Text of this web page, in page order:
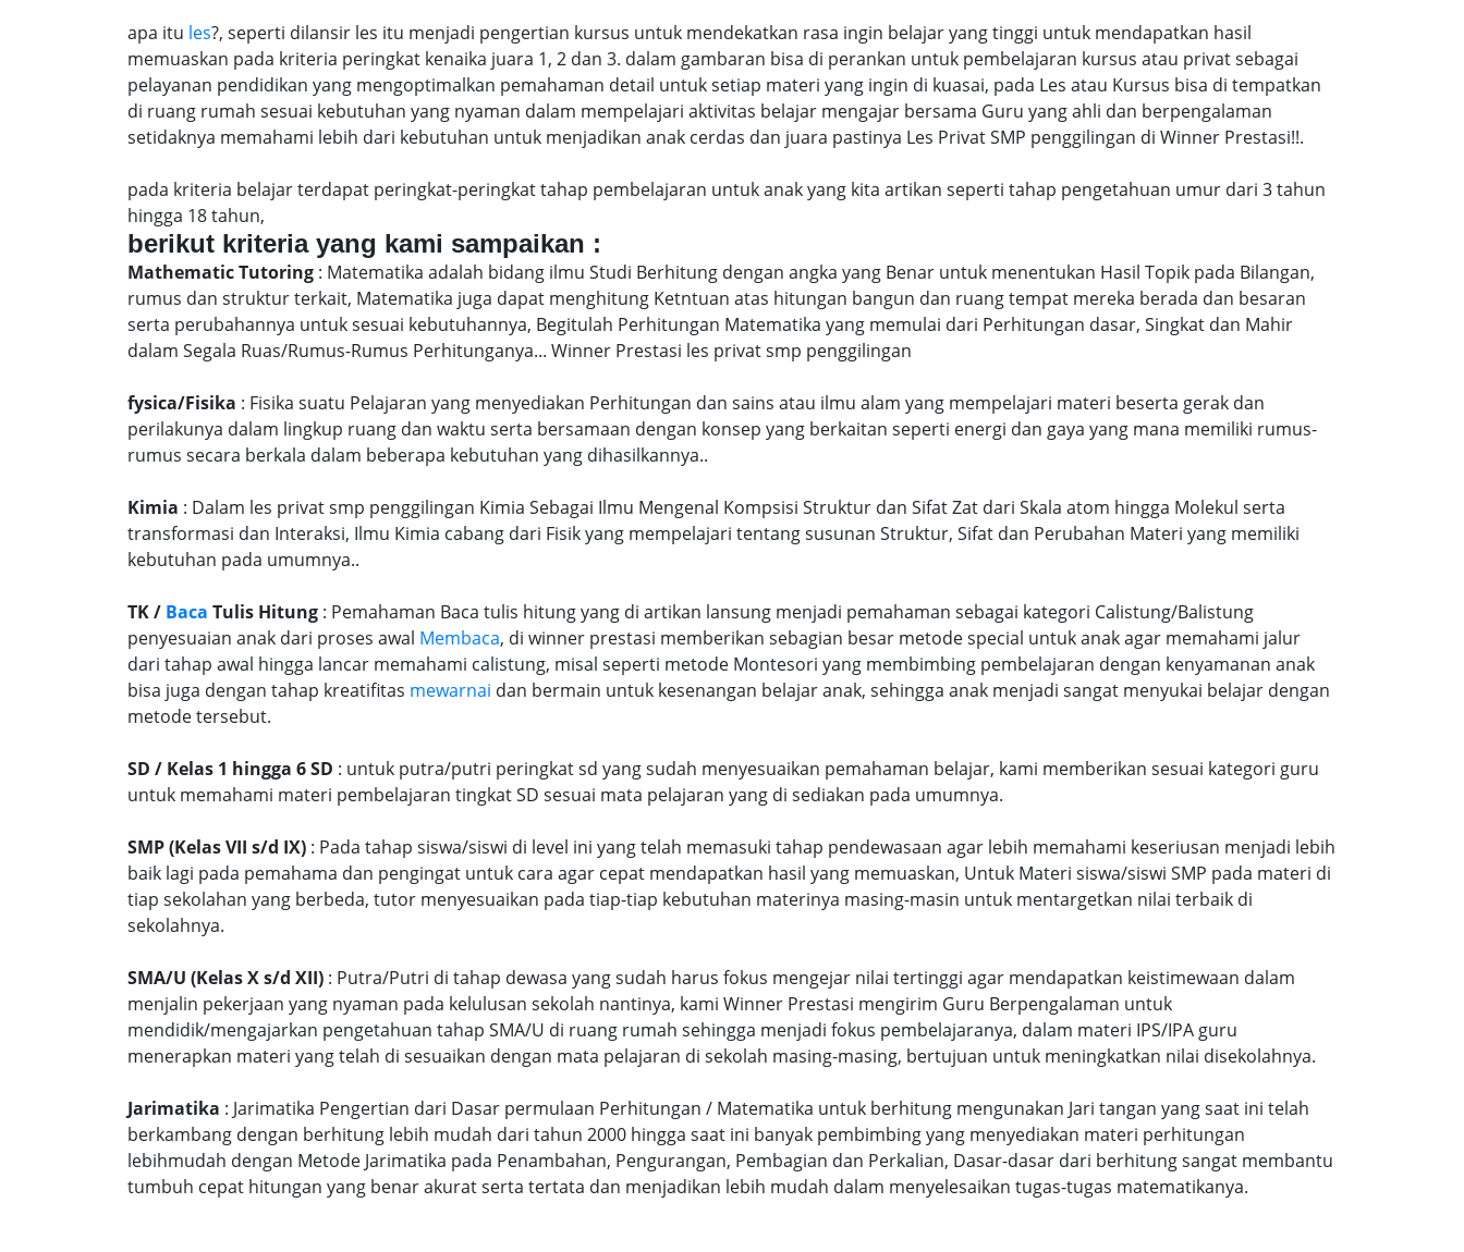
apa itu les?, seperti dilansir les itu menjadi pengertian kursus untuk mendekatkan rasa ingin belajar yang tinggi untuk mendapatkan hasil
memuaskan pada kriteria peringkat kenaika juara 1, 2 dan 3. dalam gambaran bisa di perankan untuk pembelajaran kursus atau privat sebagai
pelayanan pendidikan yang mengoptimalkan pemahaman detail untuk setiap materi yang ingin di kuasai, pada Les atau Kursus bisa di tempatkan
di ruang rumah sesuai kebutuhan yang nyaman dalam mempelajari aktivitas belajar mengajar bersama Guru yang ahli dan berpengalaman
setidaknya memahami lebih dari kebutuhan untuk menjadikan anak cerdas dan juara pastinya Les Privat SMP penggilingan di Winner Prestasi!!.
pada kriteria belajar terdapat peringkat-peringkat tahap pembelajaran untuk anak yang kita artikan seperti tahap pengetahuan umur dari 3 tahun
hingga 18 tahun,
berikut kriteria yang kami sampaikan :
Mathematic Tutoring : Matematika adalah bidang ilmu Studi Berhitung dengan angka yang Benar untuk menentukan Hasil Topik pada Bilangan,
rumus dan struktur terkait, Matematika juga dapat menghitung Ketntuan atas hitungan bangun dan ruang tempat mereka berada dan besaran
serta perubahannya untuk sesuai kebutuhannya, Begitulah Perhitungan Matematika yang memulai dari Perhitungan dasar, Singkat dan Mahir
dalam Segala Ruas/Rumus-Rumus Perhitunganya... Winner Prestasi les privat smp penggilingan
fysica/Fisika : Fisika suatu Pelajaran yang menyediakan Perhitungan dan sains atau ilmu alam yang mempelajari materi beserta gerak dan
perilakunya dalam lingkup ruang dan waktu serta bersamaan dengan konsep yang berkaitan seperti energi dan gaya yang mana memiliki rumus-
rumus secara berkala dalam beberapa kebutuhan yang dihasilkannya..
Kimia : Dalam les privat smp penggilingan Kimia Sebagai Ilmu Mengenal Kompsisi Struktur dan Sifat Zat dari Skala atom hingga Molekul serta
transformasi dan Interaksi, Ilmu Kimia cabang dari Fisik yang mempelajari tentang susunan Struktur, Sifat dan Perubahan Materi yang memiliki
kebutuhan pada umumnya..
TK / Baca Tulis Hitung : Pemahaman Baca tulis hitung yang di artikan lansung menjadi pemahaman sebagai kategori Calistung/Balistung
penyesuaian anak dari proses awal Membaca, di winner prestasi memberikan sebagian besar metode special untuk anak agar memahami jalur
dari tahap awal hingga lancar memahami calistung, misal seperti metode Montesori yang membimbing pembelajaran dengan kenyamanan anak
bisa juga dengan tahap kreatifitas mewarnai dan bermain untuk kesenangan belajar anak, sehingga anak menjadi sangat menyukai belajar dengan
metode tersebut.
SD / Kelas 1 hingga 6 SD : untuk putra/putri peringkat sd yang sudah menyesuaikan pemahaman belajar, kami memberikan sesuai kategori guru
untuk memahami materi pembelajaran tingkat SD sesuai mata pelajaran yang di sediakan pada umumnya.
SMP (Kelas VII s/d IX) : Pada tahap siswa/siswi di level ini yang telah memasuki tahap pendewasaan agar lebih memahami keseriusan menjadi lebih
baik lagi pada pemahama dan pengingat untuk cara agar cepat mendapatkan hasil yang memuaskan, Untuk Materi siswa/siswi SMP pada materi di
tiap sekolahan yang berbeda, tutor menyesuaikan pada tiap-tiap kebutuhan materinya masing-masin untuk mentargetkan nilai terbaik di
sekolahnya.
SMA/U (Kelas X s/d XII) : Putra/Putri di tahap dewasa yang sudah harus fokus mengejar nilai tertinggi agar mendapatkan keistimewaan dalam
menjalin pekerjaan yang nyaman pada kelulusan sekolah nantinya, kami Winner Prestasi mengirim Guru Berpengalaman untuk
mendidik/mengajarkan pengetahuan tahap SMA/U di ruang rumah sehingga menjadi fokus pembelajaranya, dalam materi IPS/IPA guru
menerapkan materi yang telah di sesuaikan dengan mata pelajaran di sekolah masing-masing, bertujuan untuk meningkatkan nilai disekolahnya.
Jarimatika : Jarimatika Pengertian dari Dasar permulaan Perhitungan / Matematika untuk berhitung mengunakan Jari tangan yang saat ini telah
berkambang dengan berhitung lebih mudah dari tahun 2000 hingga saat ini banyak pembimbing yang menyediakan materi perhitungan
lebihmudah dengan Metode Jarimatika pada Penambahan, Pengurangan, Pembagian dan Perkalian, Dasar-dasar dari berhitung sangat membantu
tumbuh cepat hitungan yang benar akurat serta tertata dan menjadikan lebih mudah dalam menyelesaikan tugas-tugas matematikanya.